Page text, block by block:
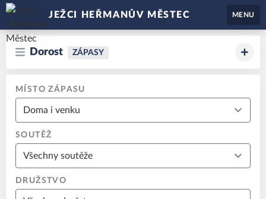
JEŽCI HEŘMANŮV MĚSTEC MENU
Dorost ZÁPASY
MÍSTO ZÁPASU
SOUTĚŽ
DRUŽSTVO